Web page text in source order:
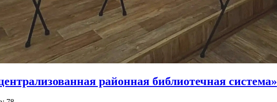
районная библиотечная система»